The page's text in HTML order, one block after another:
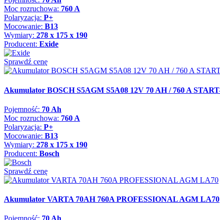
Moc rozruchowa: 760 A
Polaryzacja: P+
Mocowanie: B13
Wymiary: 278 x 175 x 190
Producent: Exide
Sprawdź cenę
Akumulator BOSCH S5AGM S5A08 12V 70 AH / 760 A
Pojemność: 70 Ah
Moc rozruchowa: 760 A
Polaryzacja: P+
Mocowanie: B13
Wymiary: 278 x 175 x 190
Producent: Bosch
Sprawdź cenę
Akumulator VARTA 70AH 760A PROFESSIONAL AGM LA70